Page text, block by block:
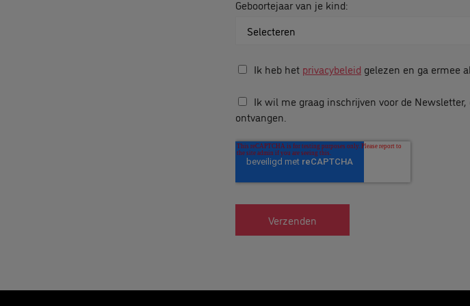
Geboortejaar van je kind:
Ik heb het privacybeleid gelezen en ga ermee
Ik wil me graag inschrijven voor de
ontvangen.